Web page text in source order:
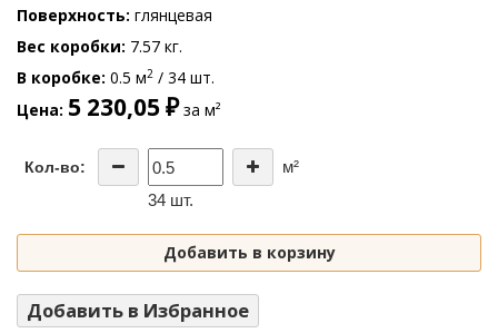
Поверхность глянцевая
Вес коробки 7.57 кг.
В коробке 0.5 м2 / 34 шт.
Цена 5 230,05 ₽за м²
Кол-во:
м²
34 шт.
Добавить в корзину
Добавить в Избранное